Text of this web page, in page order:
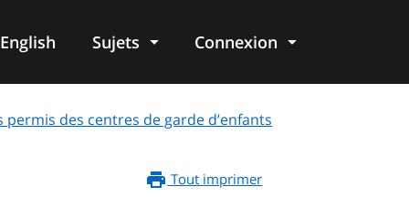
English Sujets Connexion
des centres de garde d’enfants
Tout imprimer